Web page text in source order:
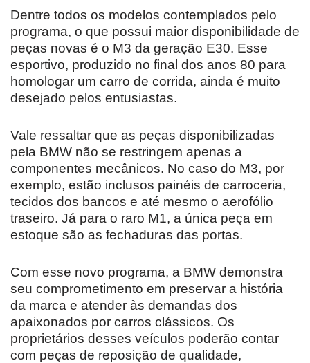
Dentre todos os modelos contemplados pelo
programa, o que possui maior disponibilidade de
peças novas é o M3 da geração E30. Esse
esportivo, produzido no final dos anos 80 para
homologar um carro de corrida, ainda é muito
desejado pelos entusiastas.
Vale ressaltar que as peças disponibilizadas
pela BMW não se restringem apenas a
componentes mecânicos. No caso do M3, por
exemplo, estão inclusos painéis de carroceria,
tecidos dos bancos e até mesmo o aerofólio
traseiro. Já para o raro M1, a única peça em
estoque são as fechaduras das portas.
Com esse novo programa, a BMW demonstra
seu comprometimento em preservar a história
da marca e atender às demandas dos
apaixonados por carros clássicos. Os
proprietários desses veículos poderão contar
com peças de reposição de qualidade,